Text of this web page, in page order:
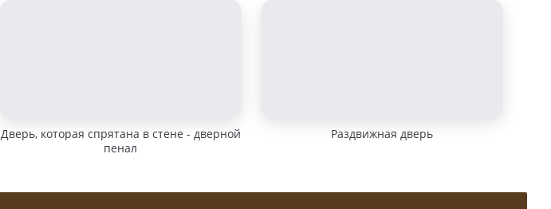
Дверь, которая спрятана в стене - дверной
пенал
Раздвижная дверь